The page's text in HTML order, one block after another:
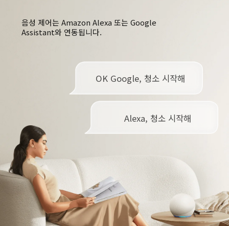
음성 제어는 Amazon Alexa 또는 Google
Assistant와 연동됩니다.
OK Google, 청소 시작해
Alexa, 청소 시작해